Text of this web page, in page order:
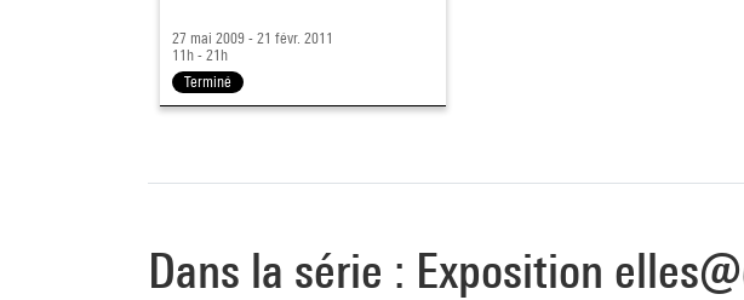
27 mai 2009 - 21 févr. 2011
11h - 21h
Terminé
Dans la série : Exposition